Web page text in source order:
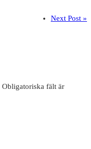
Next Post »
Obligatoriska fält är